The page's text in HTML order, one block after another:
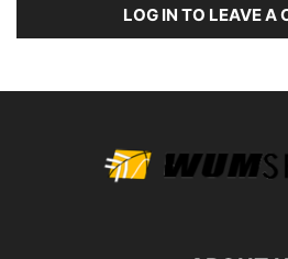
LOG IN TO LEAVE A